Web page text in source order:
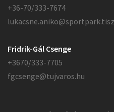
+36-70/333-7674
Fridrik-Gál Csenge
+3670/333-7705
fgcsenge@tujvaros.hu